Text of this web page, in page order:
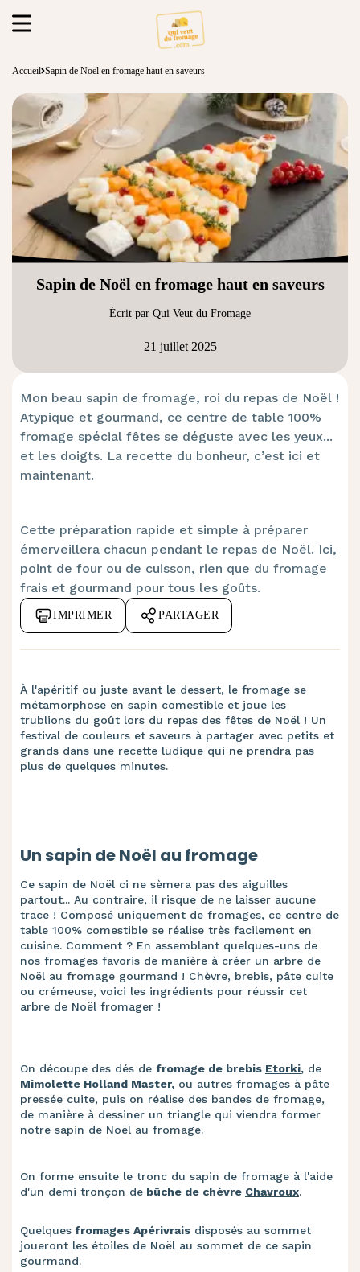
Accueil Sapin de Noël en fromage haut en saveurs
Sapin de Noël en fromage haut en saveurs
Écrit par Qui Veut du Fromage
21 juillet 2025
Mon beau sapin de fromage, roi du repas de Noël !
Atypique et gourmand, ce centre de table 100%
fromage spécial fêtes se déguste avec les yeux...
et les doigts. La recette du bonheur, c’est ici et
maintenant.
Cette préparation rapide et simple à préparer
émerveillera chacun pendant le repas de Noël. Ici,
point de four ou de cuisson, rien que du fromage
frais et gourmand pour tous les goûts.
IMPRIMER PARTAGER
À l'apéritif ou juste avant le dessert, le fromage se
métamorphose en sapin comestible et joue les
trublions du goût lors du repas des fêtes de Noël ! Un
festival de couleurs et saveurs à partager avec petits et
grands dans une recette ludique qui ne prendra pas
plus de quelques minutes.
Un sapin de Noël au fromage
Ce sapin de Noël ci ne sèmera pas des aiguilles
partout... Au contraire, il risque de ne laisser aucune
trace ! Composé uniquement de fromages, ce centre de
table 100% comestible se réalise très facilement en
cuisine. Comment ? En assemblant quelques-uns de
nos fromages favoris de manière à créer un arbre de
Noël au fromage gourmand ! Chèvre, brebis, pâte cuite
ou crémeuse, voici les ingrédients pour réussir cet
arbre de Noël fromager !
On découpe des dés de fromage de brebis Etorki, de
Mimolette Holland Master, ou autres fromages à pâte
pressée cuite, puis on réalise des bandes de fromage,
de manière à dessiner un triangle qui viendra former
notre sapin de Noël au fromage.
On forme ensuite le tronc du sapin de fromage à l'aide
d'un demi tronçon de bûche de chèvre Chavroux.
Quelques fromages Apérivrais disposés au sommet
joueront les étoiles de Noël au sommet de ce sapin
gourmand.